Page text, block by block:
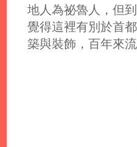
地人為祕魯人，但
覺得這裡有別於首
築與裝飾，百年來